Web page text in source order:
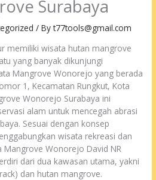
Surabaya
/ Byt77tools@gmail.com
memiliki wisata hutan mangrove
yang banyak dikunjungi
Mangrove Wonorejo yang berada
1, Kecamatan Rungkut, Kota
Wonorejo Surabaya ini
alam untuk mencegah abrasi
Sesuai dengan konsep
wisata rekreasi dan
Mangrove Wonorejo David NR
dari dua kawasan utama, yakni
dan hutan mangrove.